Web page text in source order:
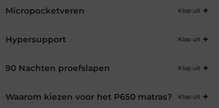
Micropocketveren
Hypersupport
90 Nachten proefslapen
Waarom kiezen voor het P650 matras?